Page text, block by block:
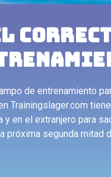
de entrenamiento
Trainingslager.com
en el extranjero para
próxima segunda mitad